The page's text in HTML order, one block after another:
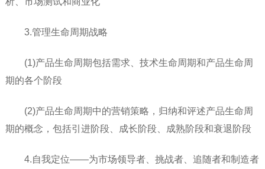
3.管理生命周期战略
(1)产品生命周期包括需求、技术生命周期和产品生命周
期的各个阶段
(2)产品生命周期中的营销策略，归纳和评述产品生命周
期的概念，包括引进阶段、成长阶段、成熟阶段和衰退阶段
4.自我定位——为市场领导者、挑战者、追随者和制造者